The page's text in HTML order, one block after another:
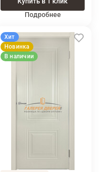
Подробнее
Хит
Новинка
В наличии